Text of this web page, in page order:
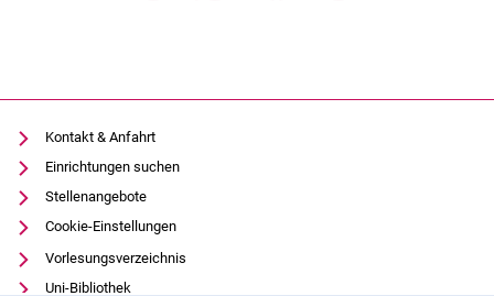
Kontakt & Anfahrt
Einrichtungen suchen
Stellenangebote
Cookie-Einstellungen
Vorlesungsverzeichnis
Uni-Bibliothek